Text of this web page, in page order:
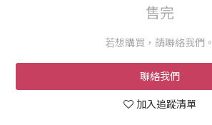
售完
若想購買，請聯絡我們。
聯絡我們
加入追蹤清單